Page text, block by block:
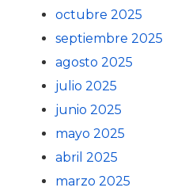
octubre 2025
septiembre 2025
agosto 2025
julio 2025
junio 2025
mayo 2025
abril 2025
marzo 2025